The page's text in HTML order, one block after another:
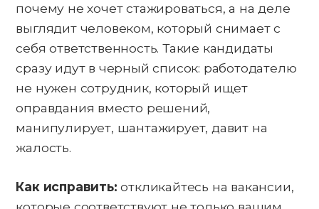
почему не хочет стажироваться, а на деле
выглядит человеком, который снимает с
себя ответственность. Такие кандидаты
сразу идут в черный список: работодателю
не нужен сотрудник, который ищет
оправдания вместо решений,
манипулирует, шантажирует, давит на
жалость.
Как исправить: откликайтесь на вакансии,